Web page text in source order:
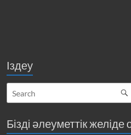
Іздеу
Бізді әлеуметтік